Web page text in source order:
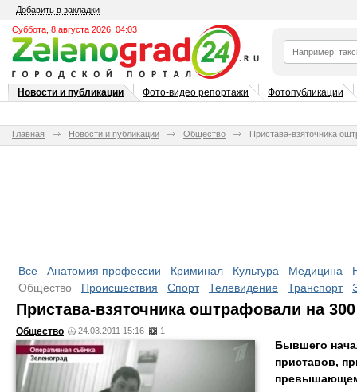
Добавить в закладки
Суббота, 8 августа 2026, 04:03
Новости и публикации Фото-видео репортажи Фотопубликации
Главная Новости и публикации Общество Пристава-взяточника
Все Анатомия профессии Криминал Культура Медицина
Общество
Происшествия Спорт Телевидение Транспорт
Пристава-взяточника оштрафовали на
Общество 24.03.2011 15:16 1
Бывшего
приставов,